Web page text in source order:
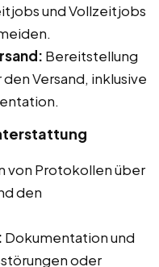
und Vollzeitjobs
Bereitstellung
Versand, inklusive
von Protokollen über
den
Dokumentation und
oder